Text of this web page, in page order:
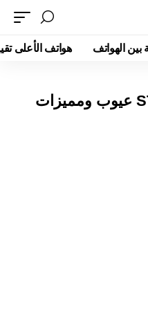
بين الهواتف هواتف الأعلى